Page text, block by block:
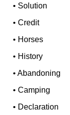
• Solution
•Credit
• Horses
• History
•Abandoning
•Camping
• Declaration